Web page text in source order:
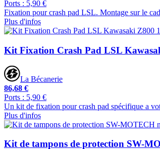
Ports : 5,90 €
Fixation pour crash pad LSL. Montage sur le
Plus d'infos
Kit Fixation Crash Pad LSL
La Bécanerie
86,68 €
Ports : 5,90 €
Un kit de fixation pour crash pad spécifique a
Plus d'infos
Kit de tampons de protection SW-